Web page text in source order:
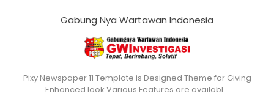
Gabung Nya Wartawan Indonesia
Pixy Newspaper 11 Template is Designed Theme for Giving
Enhanced look Various Features are availabl…